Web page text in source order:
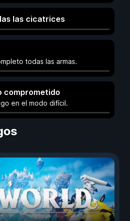
las cicatrices
todas las armas.
comprometido
en el modo difícil.